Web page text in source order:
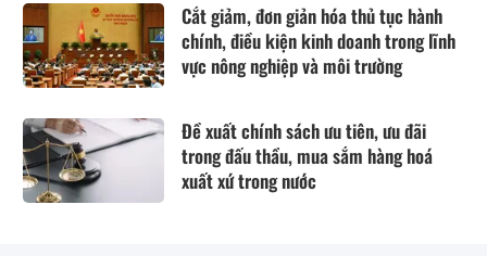
Cắt giảm, đơn giản hóa thủ tục hành
chính, điều kiện kinh doanh trong lĩnh
vực nông nghiệp và môi trường
Đề xuất chính sách ưu tiên, ưu đãi
trong đấu thầu, mua sắm hàng hoá
xuất xứ trong nước